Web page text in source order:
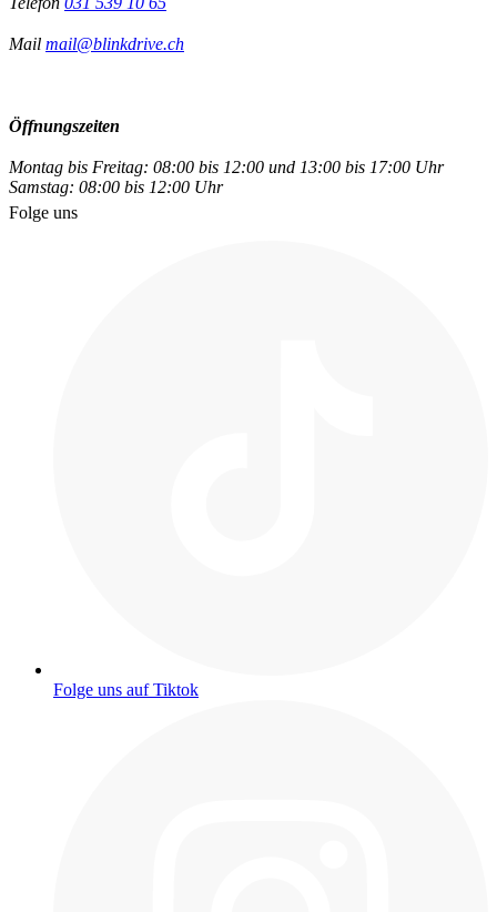
Mail mail@blinkdrive.ch
Öffnungszeiten
Montag bis Freitag: 08:00 bis 12:00 und 13:00 bis 17:00 Uhr
Samstag: 08:00 bis 12:00 Uhr
Folge uns
Folge uns auf Tiktok